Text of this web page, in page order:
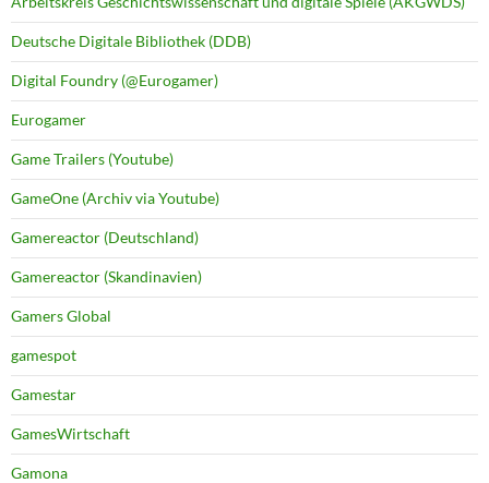
Deutsche Digitale Bibliothek (DDB)
Digital Foundry (@Eurogamer)
Eurogamer
Game Trailers (Youtube)
GameOne (Archiv via Youtube)
Gamereactor (Deutschland)
Gamereactor (Skandinavien)
Gamers Global
gamespot
Gamestar
GamesWirtschaft
Gamona